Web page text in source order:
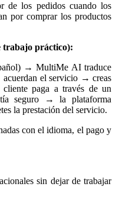
de los pedidos cuando los
por comprar los productos
trabajo práctico):
→ MultiMe AI traduce
el servicio → creas
paga a través de un
seguro → la plataforma
la prestación del servicio.
con el idioma, el pago y
sin dejar de trabajar